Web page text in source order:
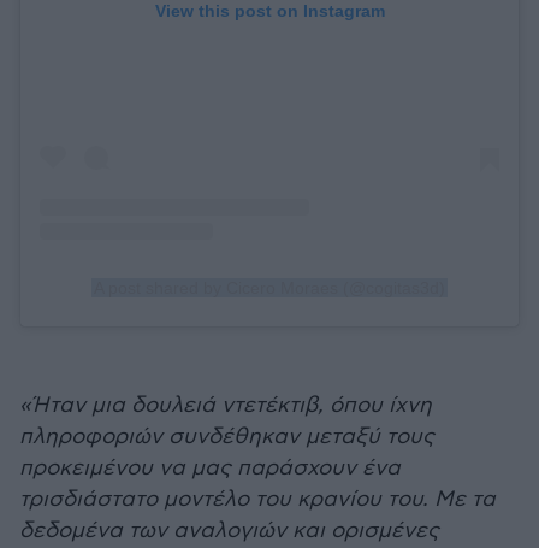
View this post on Instagram
«Ήταν μια δουλειά ντετέκτιβ, όπου ίχνη
πληροφοριών συνδέθηκαν μεταξύ τους
προκειμένου να μας παράσχουν ένα
τρισδιάστατο μοντέλο του κρανίου του. Με τα
δεδομένα των αναλογιών και ορισμένες